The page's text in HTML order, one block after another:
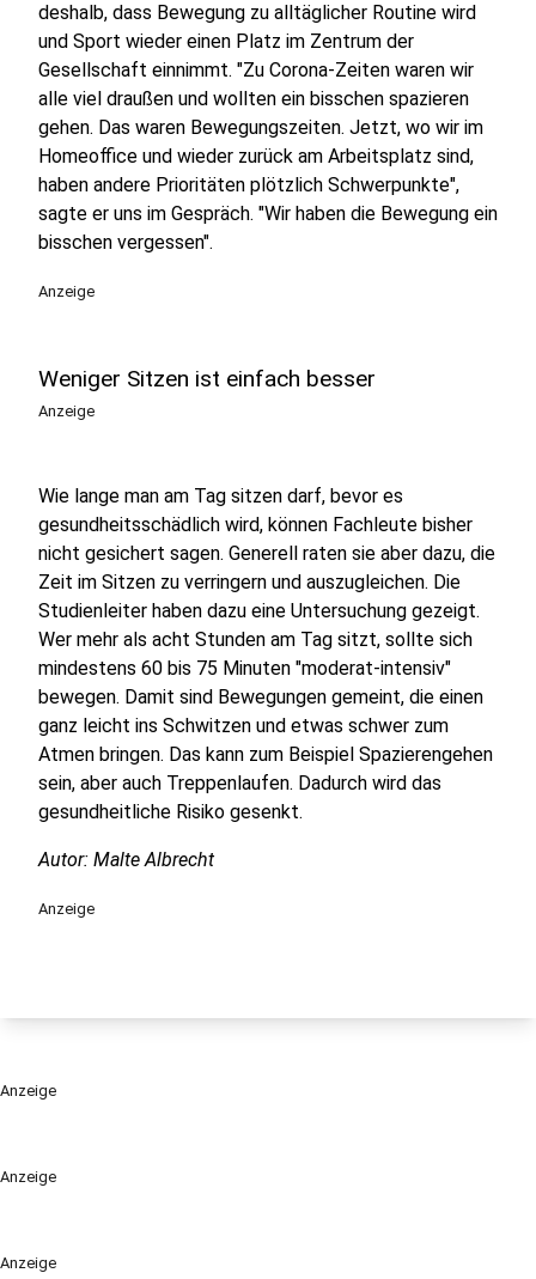
Anzeige
Anzeige
deshalb, dass Bewegung zu alltäglicher Routine wird
und Sport wieder einen Platz im Zentrum der
Gesellschaft einnimmt. "Zu Corona-Zeiten waren wir
alle viel draußen und wollten ein bisschen spazieren
gehen. Das waren Bewegungszeiten. Jetzt, wo wir im
Homeoffice und wieder zurück am Arbeitsplatz sind,
haben andere Prioritäten plötzlich Schwerpunkte",
sagte er uns im Gespräch. "Wir haben die Bewegung ein
bisschen vergessen".
Anzeige
Weniger Sitzen ist einfach besser
Anzeige
Wie lange man am Tag sitzen darf, bevor es
gesundheitsschädlich wird, können Fachleute bisher
nicht gesichert sagen. Generell raten sie aber dazu, die
Zeit im Sitzen zu verringern und auszugleichen. Die
Studienleiter haben dazu eine Untersuchung gezeigt.
Wer mehr als acht Stunden am Tag sitzt, sollte sich
mindestens 60 bis 75 Minuten "moderat-intensiv"
bewegen. Damit sind Bewegungen gemeint, die einen
ganz leicht ins Schwitzen und etwas schwer zum
Atmen bringen. Das kann zum Beispiel Spazierengehen
sein, aber auch Treppenlaufen. Dadurch wird das
gesundheitliche Risiko gesenkt.
Autor: Malte Albrecht
Anzeige
Anzeige